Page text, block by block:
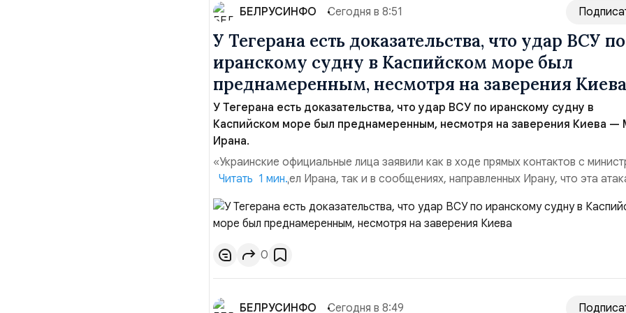
БЕЛРУСИНФО Сегодня в 8:51
У Тегерана есть доказательства, что удар ВСУ по
иранскому судну в Каспийском море был
преднамеренным, несмотря на заверения Киева
У Тегерана есть доказательства, что удар ВСУ по иранскому судну в
Каспийском море был преднамеренным, несмотря на заверения Киева
Ирана.
«Украинские официальные лица заявили как в ходе прямых контактов с
иностранных дел Ирана, так и в сообщениях, направленных Ирану, что эта
была преднамеренной», — заявил официальный представитель МИД Ирана
Багаи на пресс-конференции в Тегеране 3 августа.Иранская сторона ожидает
Украины практических шагов, которые подтвер...
Читать 1 мин.
0
БЕЛРУСИНФО Сегодня в 8:49